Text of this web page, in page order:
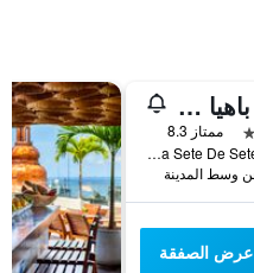
هوتل دا باهيا باي ويش
ممتاز 8.3
Avenida Sete De Setembro, 1537, سلفادور, البرازيل
عرض الصفقة